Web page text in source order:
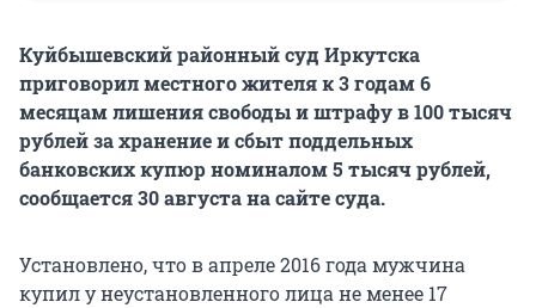
Куйбышевский районный суд Иркутска
приговорил местного жителя к 3 годам 6
месяцам лишения свободы и штрафу в 100 тысяч
рублей за хранение и сбыт поддельных
банковских купюр номиналом 5 тысяч рублей,
сообщается 30 августа на сайте суда.
Установлено, что в апреле 2016 года мужчина
купил у неустановленного лица не менее 17